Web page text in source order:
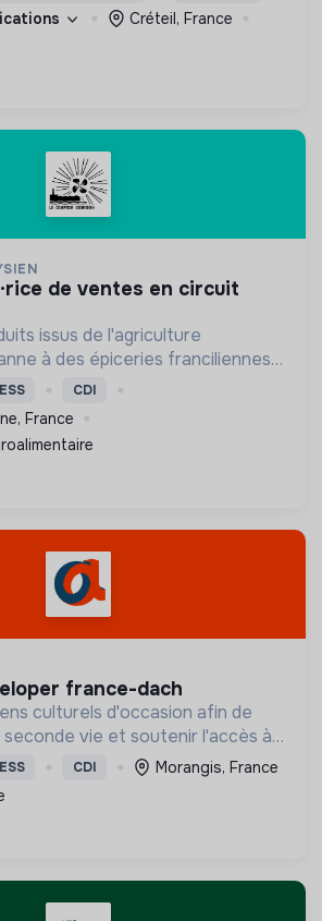
Créteil, France
issus de l'agriculture
à des épiceries franciliennes,
des producteurs et des lieux de
CDI
France
france-dach
culturels d'occasion afin de
vie et soutenir l'accès à
plus grand nombre.
CDI
Morangis, France